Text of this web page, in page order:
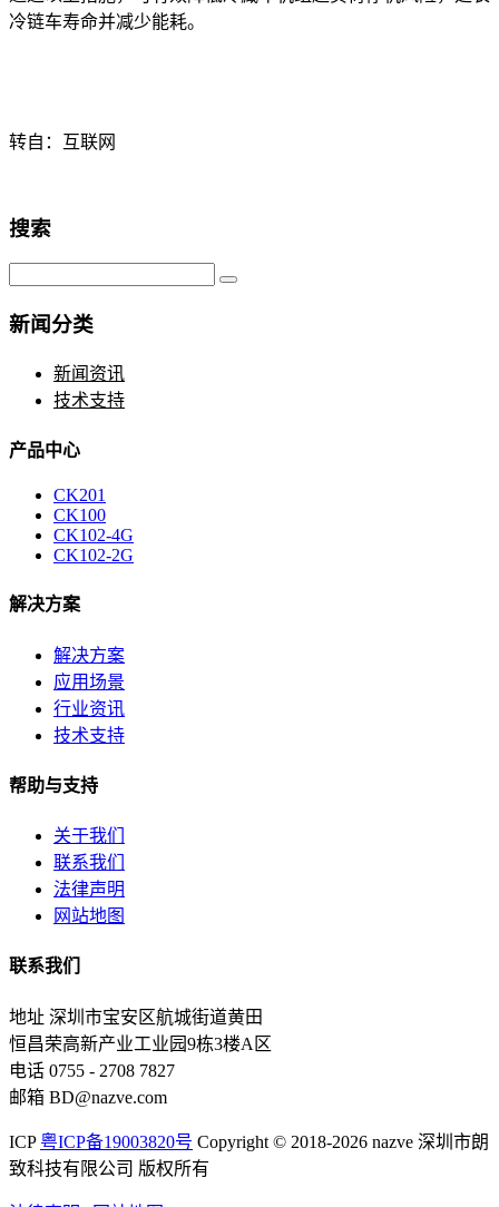
冷链车寿命并减少能耗。
转自：互联网
搜索
新闻分类
新闻资讯
技术支持
产品中心
CK201
CK100
CK102-4G
CK102-2G
解决方案
解决方案
应用场景
行业资讯
技术支持
帮助与支持
关于我们
联系我们
法律声明
网站地图
联系我们
地址 深圳市宝安区航城街道黄田
恒昌荣高新产业工业园9栋3楼A区
电话 0755 - 2708 7827
邮箱 BD@nazve.com
ICP 粤ICP备19003820号 Copyright © 2018-2026 nazve 深圳市朗
致科技有限公司 版权所有